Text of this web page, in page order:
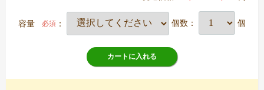
容量 必須 ： 個数： 個
カートに入れる